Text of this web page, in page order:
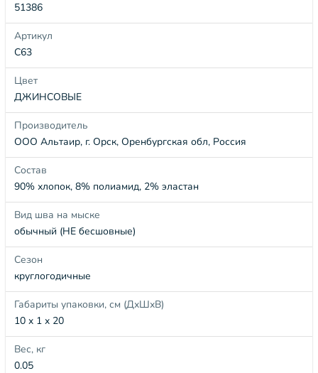
51386
Артикул
С63
Цвет
ДЖИНСОВЫЕ
Производитель
ООО Альтаир, г. Орск, Оренбургская обл, Россия
Состав
90% хлопок, 8% полиамид, 2% эластан
Вид шва на мыске
обычный (НЕ бесшовные)
Сезон
круглогодичные
Габариты упаковки, см (ДхШхВ)
10 x 1 x 20
Вес, кг
0.05